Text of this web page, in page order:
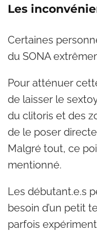
Les
Certaines
du SONA
Pour atténuer
de laisser le
du clitoris et des
de le poser
Malgré tout, ce
mentionné.
Les débutant.e.s
besoin d’un petit
parfois